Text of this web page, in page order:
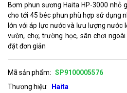
Bơm phun sương Haita HP-3000 nhỏ
cho tới 45 béc phun phù hợp sử dụng
lớn với áp lực nước và lưu lượng nước
vườn, chợ, trường học, sân chơi
đặt đơn giản
Mã sản phẩm: SP9100005576
Thương hiệu:
Haita